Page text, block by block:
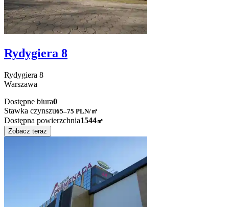
Rydygiera 8
Rydygiera 8
Warszawa
Dostępne biura0
Stawka czynszu65–75 PLN/㎡
Dostępna powierzchnia1544㎡
Zobacz teraz